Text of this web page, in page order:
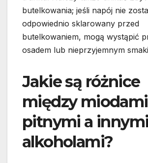
butelkowania; jeśli napój nie
odpowiednio sklarowany przed
butelkowaniem, mogą wystąpić
osadem lub nieprzyjemnym
Jakie są różnice
między miodami
pitnymi a innymi
alkoholami?